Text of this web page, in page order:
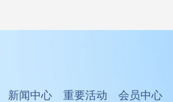
新闻中心 重要活动 会员中心